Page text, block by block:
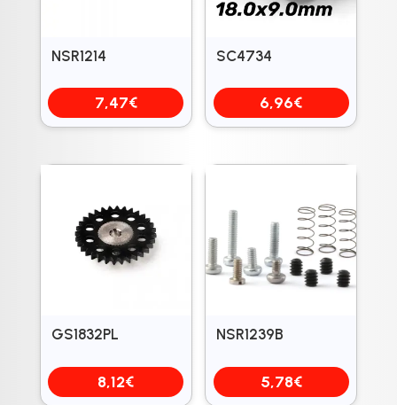
NSR1214
7,47€
SC4734
6,96€
GS1832PL
8,12€
NSR1239B
5,78€